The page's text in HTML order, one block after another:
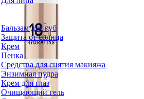
Бальзам для губ
Защита от солнца
Крем
Пенка
Средства для снятия макияжа
Энзимная пудра
Крем для глаз
Очищающий гель